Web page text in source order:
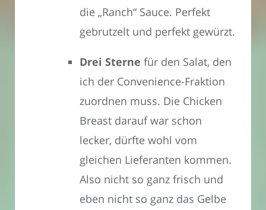
die „Ranch“ Sauce. Perfekt
gebrutzelt und perfekt gewürzt.
Drei Sterne für den Salat, den
ich der Convenience-Fraktion
zuordnen muss. Die Chicken
Breast darauf war schon
lecker, dürfte wohl vom
gleichen Lieferanten kommen.
Also nicht so ganz frisch und
eben nicht so ganz das Gelbe